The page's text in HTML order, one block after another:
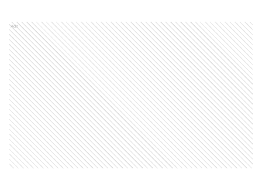
Ads